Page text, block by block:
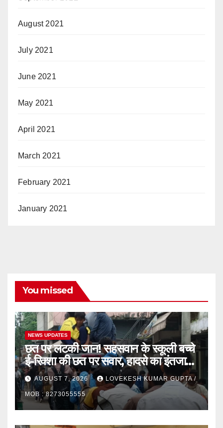
August 2021
July 2021
June 2021
May 2021
April 2021
March 2021
February 2021
January 2021
You missed
NEWS UPDATES
छत पर लटकी जान! सहसवान के स्कूली बच्चे
ई-रिक्शा की छत पर सवार, हादसे का इंतजार
कर रहा प्रशासन”
AUGUST 7, 2026 LOVEKESH KUMAR GUPTA /
MOB : 8273055555